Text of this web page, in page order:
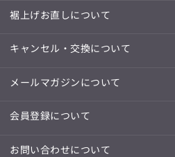
裾上げお直しについて
キャンセル・交換について
メールマガジンについて
会員登録について
お問い合わせについて